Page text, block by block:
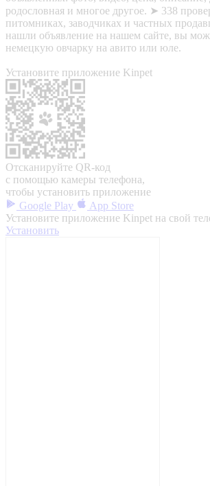
родословная и многое другое. ➤ 338
питомниках, заводчиках и частных
нашли объявление на нашем сайте, вы
немецкую овчарку на авито или юле.
Установите приложение Kinpet
Отсканируйте QR-код
с помощью камеры телефона,
чтобы установить приложение
Google Play
App Store
Установите приложение Kinpet на свой
Установить